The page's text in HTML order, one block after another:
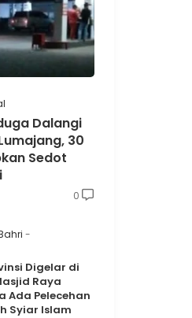
Dalangi
30
Sedot
0
Digelar di
Raya
Ada Pelecehan
Syiar Islam